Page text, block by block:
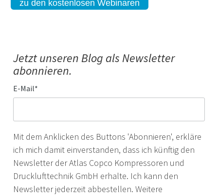
zu den kostenlosen Webinaren
Jetzt unseren Blog als Newsletter
abonnieren.
E-Mail*
Mit dem Anklicken des Buttons 'Abonnieren', erkläre
ich mich damit einverstanden, dass ich künftig den
Newsletter der Atlas Copco Kompressoren und
Drucklufttechnik GmbH erhalte. Ich kann den
Newsletter jederzeit abbestellen. Weitere